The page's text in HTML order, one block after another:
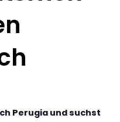
Perugia und suchst